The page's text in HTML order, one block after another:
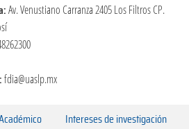
Av. Venustiano Carranza 2405 Los Filtros CP.
fdia@uaslp.mx
Intereses de investigación